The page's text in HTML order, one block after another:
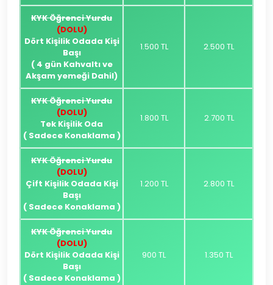
KYK Öğrenci Yurdu
(DOLU)
Dört Kişilik Odada Kişi
Başı
( 4 gün Kahvaltı ve
Akşam yemeği Dahil)
1.500 TL 2.500 TL
KYK Öğrenci Yurdu
(DOLU)
Tek Kişilik Oda
( Sadece Konaklama )
1.800 TL 2.700 TL
KYK Öğrenci Yurdu
(DOLU)
Çift Kişilik Odada Kişi
Başı
( Sadece Konaklama )
1.200 TL 2.800 TL
KYK Öğrenci Yurdu
(DOLU)
Dört Kişilik Odada Kişi
Başı
( Sadece Konaklama )
900 TL 1.350 TL